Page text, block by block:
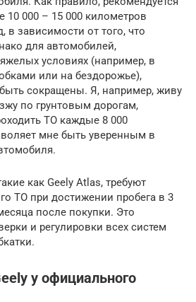
10 000 – 15 000 километров
в зависимости от того, что
для автомобилей,
условиях (например, в
или на бездорожье),
сокращены. Я, например, живу
по грунтовым дорогам,
ТО каждые 8 000
мне быть уверенным в
как Geely Atlas, требуют
ТО при достижении пробега в 3
после покупки. Это
и регулировки всех систем
у официального